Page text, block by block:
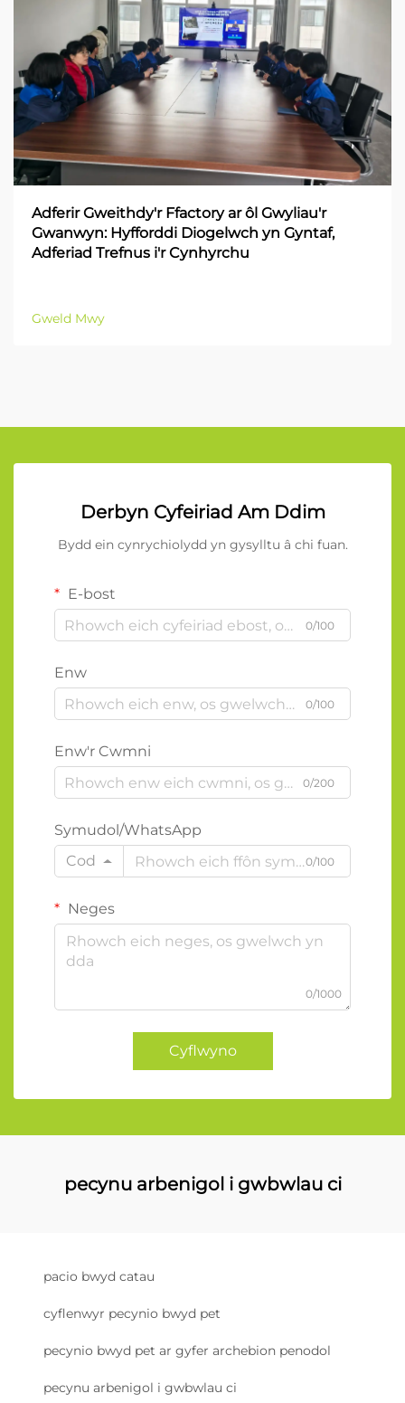
Adferir Gweithdy'r Ffactory ar ôl Gwyliau'r
Gwanwyn: Hyfforddi Diogelwch yn Gyntaf,
Adferiad Trefnus i'r Cynhyrchu
Gweld Mwy
Derbyn Cyfeiriad Am Ddim
Bydd ein cynrychiolydd yn gysylltu â chi fuan.
E-bost
0/100
Enw
0/100
Enw'r Cwmni
0/200
Symudol/WhatsApp
Cod
0/100
Neges
0/1000
Cyflwyno
pecynu arbenigol i gwbwlau ci
pacio bwyd catau
cyflenwyr pecynio bwyd pet
pecynio bwyd pet ar gyfer archebion penodol
pecynu arbenigol i gwbwlau ci